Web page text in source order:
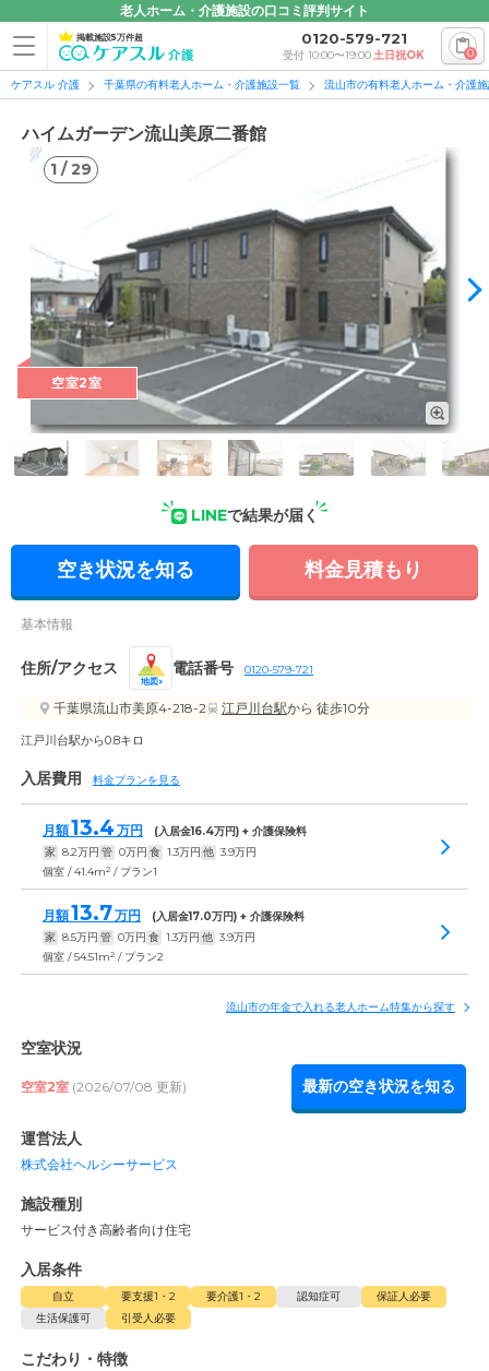
老人ホーム・介護施設の口コミ評判サイト
掲載施設5万件超 0120-579-721
受付 10:00〜19:00土日祝OK 0
ケアスル 介護 千葉県の有料老人ホーム・介護施設一覧 流山市の有料老人ホーム・介護
ハイムガーデン流山美原二番館
1 /29
外観: 2階建ての施設の玄関前には手すりのついたゆるやかなス
ロープがあり、敷地内には駐車場をご用意しております。
空室2室
LINEで結果が届く
空き状況を知る 料金見積もり
基本情報
住所/アクセス
地図
電話番号 0120-579-721
千葉県流山市美原4-218-2 江戸川台駅から 徒歩10分
江戸川台駅から0.8キロ
入居費用 料金プランを見る
月額13.4 万円 (入居金16.4万円) + 介護保険料
家 8.2万円 管 0万円 食 1.3万円 他 3.9万円
個室 / 41.4m2 / プラン1
月額13.7万円 (入居金17.0万円) + 介護保険料
家 8.5万円 管 0万円 食 1.3万円 他 3.9万円
個室 / 54.51m2 / プラン2
流山市の年金で入れる老人ホーム特集から探す
空室状況
空室2室 (2026/07/08 更新) 最新の空き状況を知る
運営法人
株式会社ヘルシーサービス
施設種別
サービス付き高齢者向け住宅
入居条件
自立 要支援1・2 要介護1・2 認知症可
保証人必要
生活保護可
引受人必要
こだわり・特徴